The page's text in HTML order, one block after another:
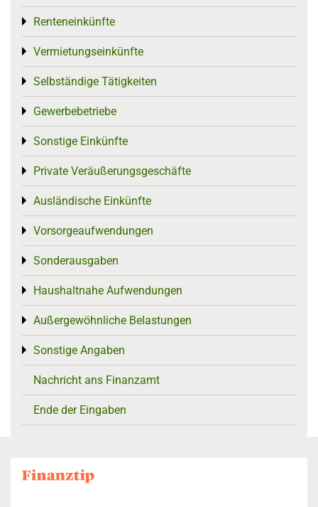
Renteneinkünfte
Toggle menu
Vermietungseinkünfte
Toggle menu
Selbständige Tätigkeiten
Toggle menu
Gewerbebetriebe
Toggle menu
Sonstige Einkünfte
Toggle menu
Private Veräußerungsgeschäfte
Toggle menu
Ausländische Einkünfte
Toggle menu
Vorsorgeaufwendungen
Toggle menu
Sonderausgaben
Toggle menu
Haushaltnahe Aufwendungen
Toggle menu
Außergewöhnliche Belastungen
Toggle menu
Sonstige Angaben
Toggle menu
Nachricht ans Finanzamt
Ende der Eingaben